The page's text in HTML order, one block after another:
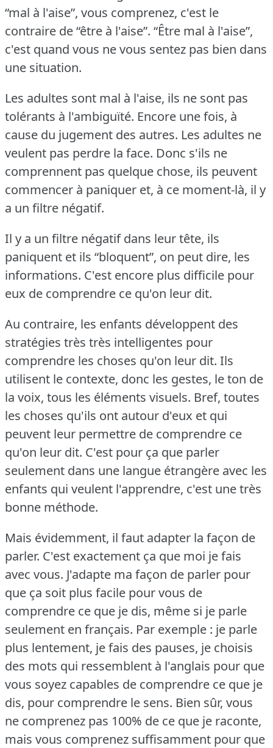
“mal à l'aise”, vous comprenez, c'est le
contraire de “être à l'aise”. “Être mal à l'aise”,
c'est quand vous ne vous sentez pas bien dans
une situation.
Les adultes sont mal à l'aise, ils ne sont pas
tolérants à l'ambiguïté. Encore une fois, à
cause du jugement des autres. Les adultes ne
veulent pas perdre la face. Donc s'ils ne
comprennent pas quelque chose, ils peuvent
commencer à paniquer et, à ce moment-là, il y
a un filtre négatif.
Il y a un filtre négatif dans leur tête, ils
paniquent et ils “bloquent”, on peut dire, les
informations. C'est encore plus difficile pour
eux de comprendre ce qu'on leur dit.
Au contraire, les enfants développent des
stratégies très très intelligentes pour
comprendre les choses qu'on leur dit. Ils
utilisent le contexte, donc les gestes, le ton de
la voix, tous les éléments visuels. Bref, toutes
les choses qu'ils ont autour d'eux et qui
peuvent leur permettre de comprendre ce
qu'on leur dit. C'est pour ça que parler
seulement dans une langue étrangère avec les
enfants qui veulent l'apprendre, c'est une très
bonne méthode.
Mais évidemment, il faut adapter la façon de
parler. C'est exactement ça que moi je fais
avec vous. J'adapte ma façon de parler pour
que ça soit plus facile pour vous de
comprendre ce que je dis, même si je parle
seulement en français. Par exemple : je parle
plus lentement, je fais des pauses, je choisis
des mots qui ressemblent à l'anglais pour que
vous soyez capables de comprendre ce que je
dis, pour comprendre le sens. Bien sûr, vous
ne comprenez pas 100% de ce que je raconte,
mais vous comprenez suffisamment pour que